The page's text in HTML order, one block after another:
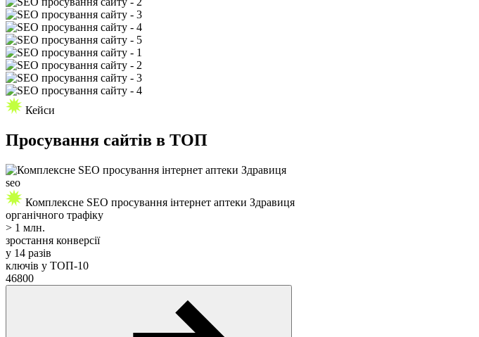
Кейси
Просування сайтів в ТОП
seo
Комплексне SEO просування інтернет аптеки Здравиця
органічного трафіку
> 1 млн.
зростання конверсії
у 14 разів
ключів у ТОП-10
46800